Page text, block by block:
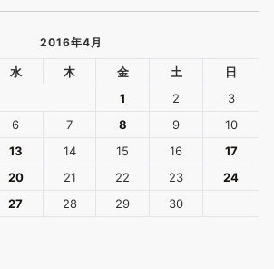
2016年4月
水 木 金 土
日
1
2
3
6 7 8 9
10
13 14 15 16
17
20 21 22 23
24
27 28 29 30